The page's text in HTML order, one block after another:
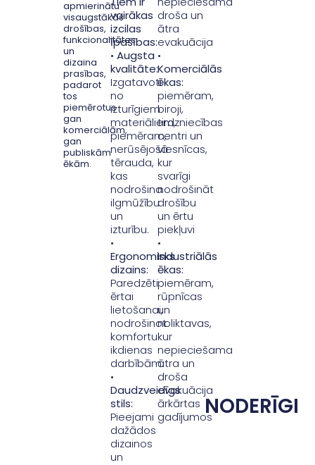
apmierinātu
visaugstākās
drošības,
funkcionalitātes
un
dizaina
prasības,
padarot
tos
piemērotus
gan
komerciālām,
gan
publiskām
ēkām.
vairākas
izcilas
īpašības:
• Augsta
kvalitāte:
Izgatavoti
no
izturīgiem
materiāliem,
piemēram,
nerūsējošā
tērauda,
kas
nodrošina
ilgmūžību
un
izturību.
•
Ergonomisks
dizains:
Paredzēti
ērtai
lietošanai,
nodrošinot
komfortu
ikdienas
darbībām.
•
Daudzveidīgs
stils:
Pieejami
dažādos
dizainos
un
droša un
ātra
evakuācija
•
Komerciālās
ēkas:
piemēram,
biroji,
tirdzniecības
centri un
viesnīcas,
kur
svarīgi
nodrošināt
drošību
un ērtu
piekļuvi
•
Industriālās
ēkas:
piemēram,
rūpnīcas
un
noliktavas,
kur
nepieciešama
ātra un
droša
evakuācija
ārkārtas
gadījumosNODERĪGI